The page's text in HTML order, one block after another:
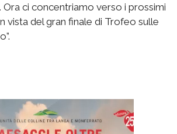
ci concentriamo verso i prossimi
vista del gran finale di Trofeo sulle